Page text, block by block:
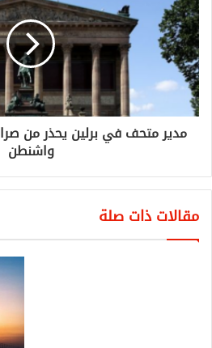
مدير متحف في برلين يحذر من
واشنطن
مقالات ذات صلة